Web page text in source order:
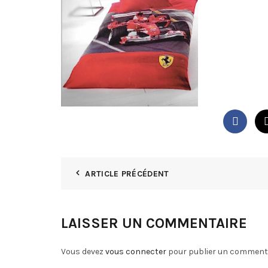
ARTICLE PRÉCÉDENT
LAISSER UN COMMENTAIRE
Vous devez vous connecter pour publier un